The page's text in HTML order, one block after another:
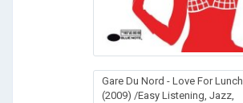
Gare Du Nord - Love For Lunch
(2009) /Easy Listening, Jazz,